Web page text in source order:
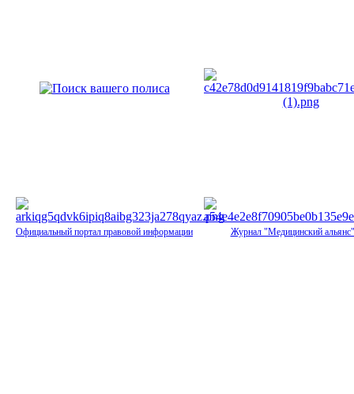
Официальный портал правовой информации Журнал "Медицинский альянс"